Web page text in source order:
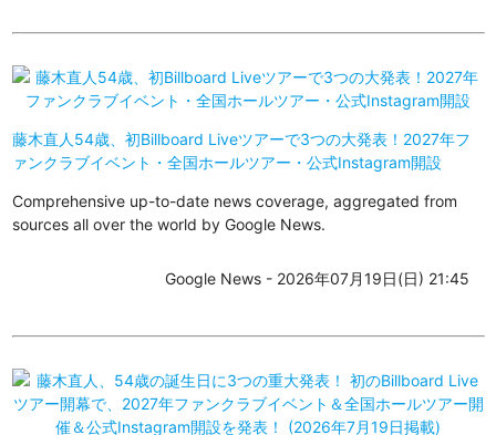
藤木直人54歳、初Billboard Liveツアーで3つの大発表！2027年フ
ァンクラブイベント・全国ホールツアー・公式Instagram開設
Comprehensive up-to-date news coverage, aggregated from
sources all over the world by Google News.
Google News - 2026年07月19日(日) 21:45